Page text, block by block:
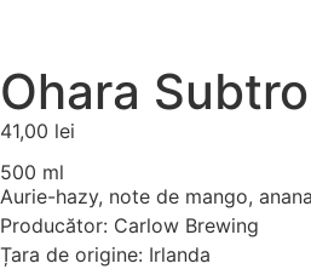
Ohara
41,00 lei
500 ml
Aurie-hazy, note de mango,
Producător: Carlow Brewing
Țara de origine: Irlanda